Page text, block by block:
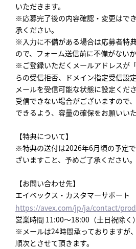
いただきます。
※応募完了後の内容確認・変更はで
承ください。
※入力に不備がある場合は応募者特
ので、フォーム送信前に不備がない
※ご登録いただくメールアドレスが
らの受信拒否、ドメイン指定受信設
メールを受信可能な状態に設定くだ
受信できない場合がございますので
できるよう、容量の確保をお願いいた
【特典について】
※特典の送付は2026年6月頃の予定
ざいますこと、予めご了承ください。
【お問い合わせ先】
エイベックス・カスタマーサポート
https://avex.com/jp/ja/contact/
営業時間 11:00～18:00（土日祝除く）
※メールは24時間承っておりますが
順次とさせて頂きます。